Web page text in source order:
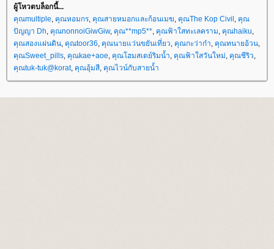
ผู้โหวตบล็อกนี้...
คุณmultiple, คุณหอมกร, คุณสายหมอกและก้อนเมฆ, คุณThe Kop Civil , คุณ
ปัญญา Dh, คุณnonnoiGiwGiw, คุณ**mp5**, คุณฟ้าใสทะเลคราม, คุณhaiku,
คุณสองแผ่นดิน, คุณtoor36, คุณนายแว่นขยันเที่ยว, คุณกะว่าก๋า, คุณทนายอ้วน,
คุณSweet_pills, คุณkae+aoe, คุณโฮมสเตย์ริมน้ำ, คุณฟ้าใสวันใหม่, คุณชีริว,
คุณtuk-tuk@korat, คุณอุ้มสี, คุณไวน์กับสายน้ำ